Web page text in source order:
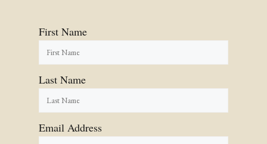
First Name
Last Name
Email Address